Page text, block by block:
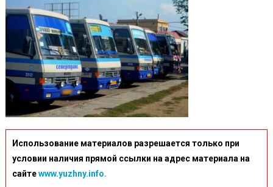
Использование материалов разрешается только при
условии наличия прямой ссылки на адрес материала на
сайтеwww.yuzhny.info.